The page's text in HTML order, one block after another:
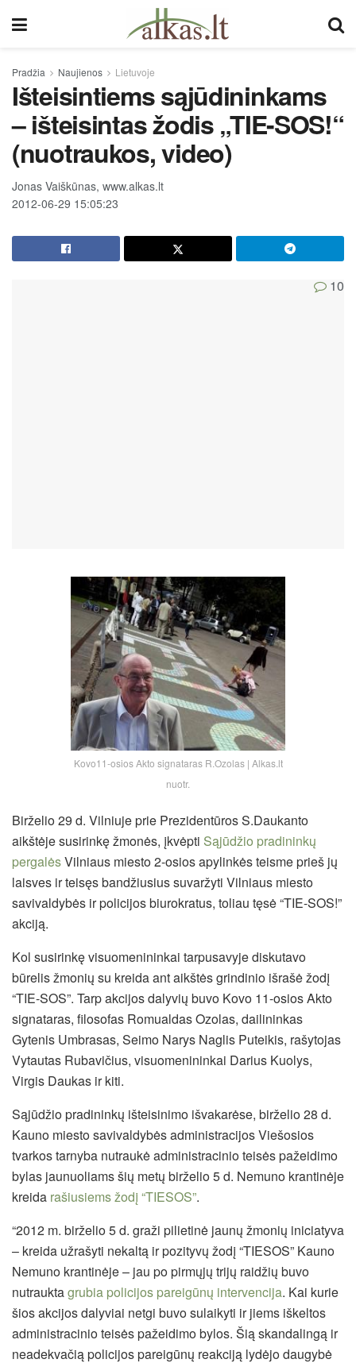
Pradžia Naujienos Lietuvoje
Išteisintiems sąjūdininkams
– išteisintas žodis „TIE-SOS!“
(nuotraukos, video)
Jonas Vaiškūnas, www.alkas.lt
2012-06-29 15:05:23
10
Kovo11-osios Akto signataras R.Ozolas | Alkas.lt
nuotr.
Birželio 29 d. Vilniuje prie Prezidentūros S.Daukanto
aikštėje susirinkę žmonės, įkvėpti Sąjūdžio pradininkų
pergalėsVilniaus miesto 2-osios apylinkės teisme prieš jų
laisves ir teisęs bandžiusius suvaržyti Vilniaus miesto
savivaldybės ir policijos biurokratus, toliau tęsė “TIE-SOS!”
akciją.
Kol susirinkę visuomenininkai tarpusavyje diskutavo
būrelis žmonių su kreida ant aikštės grindinio išrašė žodį
“TIE-SOS”. Tarp akcijos dalyvių buvo Kovo 11-osios Akto
signataras, filosofas Romualdas Ozolas, dailininkas
Gytenis Umbrasas, Seimo Narys Naglis Puteikis, rašytojas
Vytautas Rubavičius, visuomenininkai Darius Kuolys,
Virgis Daukas ir kiti.
Sąjūdžio pradininkų išteisinimo išvakarėse, birželio 28 d.
Kauno miesto savivaldybės administracijos Viešosios
tvarkos tarnyba nutraukė administracinio teisės pažeidimo
bylas jaunuoliams šių metų birželio 5 d. Nemuno krantinėje
kreida rašiusiems žodį “TIESOS”.
“2012 m. birželio 5 d. graži pilietinė jaunų žmonių iniciatyva
– kreida užrašyti nekaltą ir pozityvų žodį “TIESOS” Kauno
Nemuno krantinėje – jau po pirmųjų trijų raidžių buvo
nutrauktagrubia policijos pareigūnų intervencija. Kai kurie
šios akcijos dalyviai netgi buvo sulaikyti ir jiems iškeltos
administracinio teisės pažeidimo bylos. Šią skandalingą ir
neadekvačią policijos pareigūnų reakciją lydėjo daugybė